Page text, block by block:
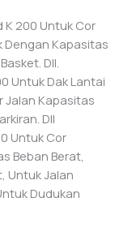
K 200 Untuk Cor
Dengan Kapasitas
Dll.
Untuk Dak Lantai
Jalan Kapasitas
Dll
Untuk Cor
Beban Berat,
Untuk Jalan
Dudukan